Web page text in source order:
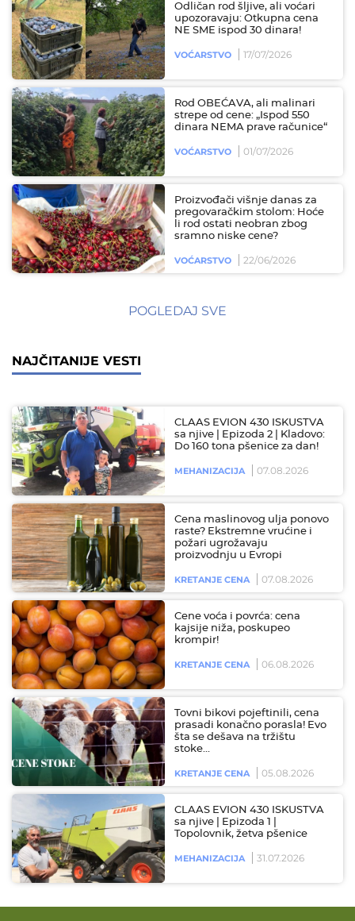
Odličan rod šljive, ali voćari
upozoravaju: Otkupna cena
NE SME ispod 30 dinara!
VOĆARSTVO 17/07/2026
Rod OBEĆAVA, ali malinari
strepe od cene: „Ispod 550
dinara NEMA prave računice“
VOĆARSTVO 01/07/2026
Proizvođači višnje danas za
pregovaračkim stolom: Hoće
li rod ostati neobran zbog
sramno niske cene?
VOĆARSTVO 22/06/2026
POGLEDAJ SVE
NAJČITANIJE VESTI
CLAAS EVION 430 ISKUSTVA
sa njive | Epizoda 2 | Kladovo:
Do 160 tona pšenice za dan!
MEHANIZACIJA 07.08.2026
Cena maslinovog ulja ponovo
raste? Ekstremne vrućine i
požari ugrožavaju
proizvodnju u Evropi
KRETANJE CENA 07.08.2026
Cene voća i povrća: cena
kajsije niža, poskupeo
krompir!
KRETANJE CENA 06.08.2026
Tovni bikovi pojeftinili, cena
prasadi konačno porasla! Evo
šta se dešava na tržištu
stoke…
KRETANJE CENA 05.08.2026
CLAAS EVION 430 ISKUSTVA
sa njive | Epizoda 1 |
Topolovnik, žetva pšenice
MEHANIZACIJA 31.07.2026